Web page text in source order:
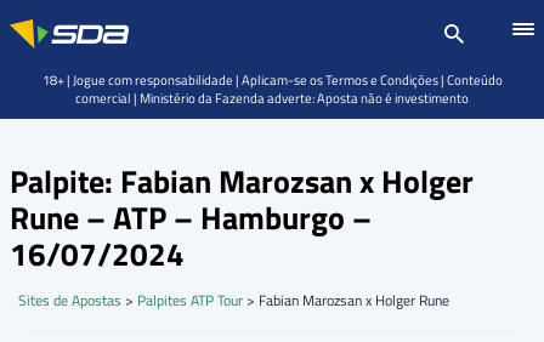
Palpite: Fabian Marozsan x Holger
Rune – ATP – Hamburgo –
16/07/2024
Sites de Apostas > Palpites ATP Tour > Fabian Marozsan x Holger Rune
18+ | Jogue com responsabilidade | Aplicam-se os Termos e Condições | Conteúdo
comercial | Ministério da Fazenda adverte: Aposta não é investimento